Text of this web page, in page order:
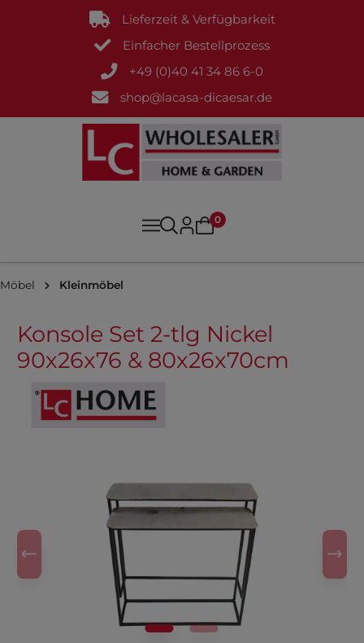
Lieferzeit & Verfügbarkeit
Einfacher Bestellprozess
+49 (0)40 41 34 86 6-0
shop@lacasa-dicaesar.de
0
Möbel Kleinmöbel
Konsole Set 2-tlg Nickel
90x26x76 & 80x26x70cm